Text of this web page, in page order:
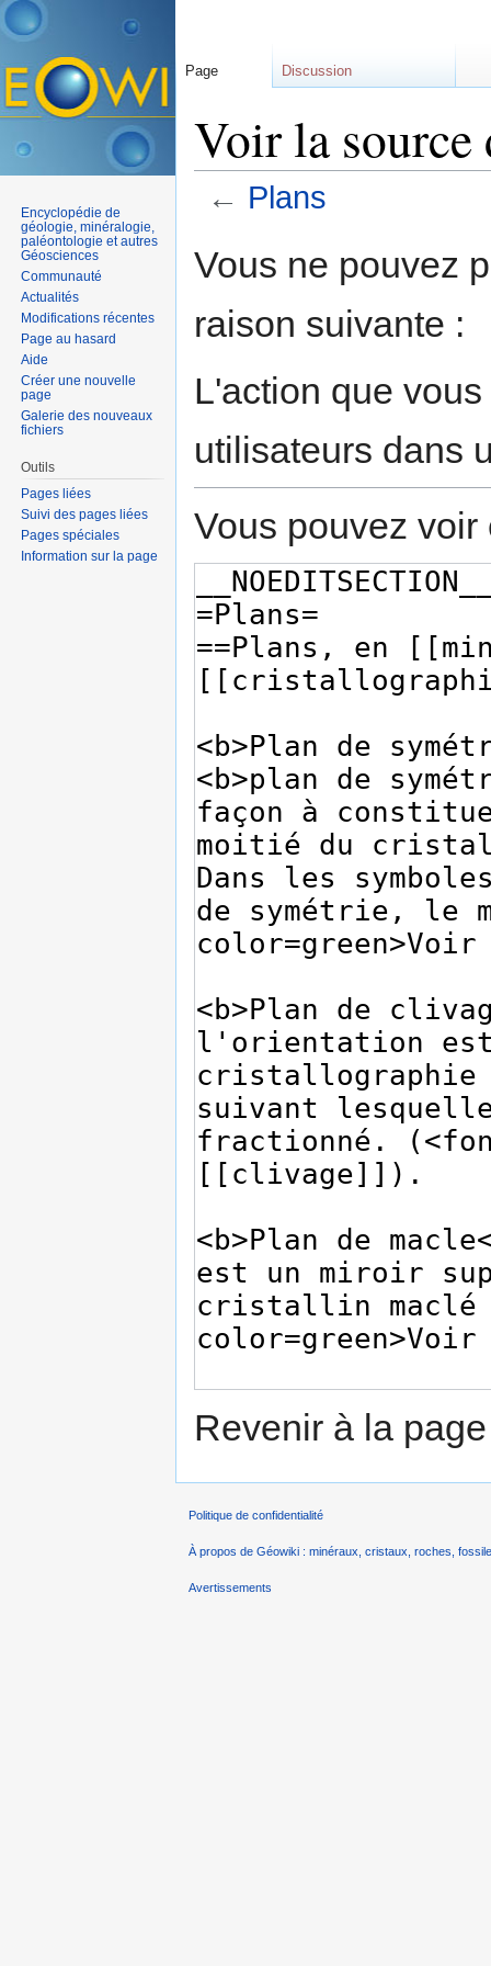
Voir la source
← Plans
Vous ne pouvez
raison suivante :
L'action que
utilisateurs dans
Vous pouvez
Revenir à la
Page Discussion
Encyclopédie de
géologie, minéralogie,
paléontologie et autres
Géosciences
Communauté
Actualités
Modifications récentes
Page au hasard
Aide
Créer une nouvelle
page
Galerie des nouveaux
fichiers
Outils
Pages liées
Suivi des pages liées
Pages spéciales
Information sur la page
Politique de confidentialité
À propos de Géowiki : minéraux, cristaux, roches,
Avertissements